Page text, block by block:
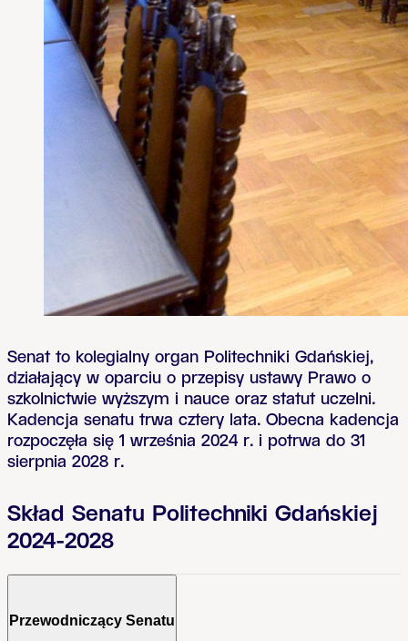
Senat to kolegialny organ Politechniki Gdańskiej,
działający w oparciu o przepisy ustawy Prawo o
szkolnictwie wyższym i nauce oraz statut uczelni.
Kadencja senatu trwa cztery lata. Obecna kadencja
rozpoczęła się 1 września 2024 r. i potrwa do 31
sierpnia 2028 r.
Skład Senatu Politechniki Gdańskiej
2024-2028
Przewodniczący Senatu